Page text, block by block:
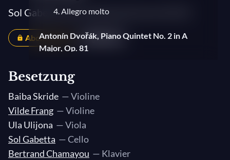
4. Allegro molto
Antonín Dvořák, Piano Quintet No. 2 in A
Major, Op. 81
2. Dumka. Andante con moto
3. Scherzo (Furiant). Molto vivace
4. Finale. Allegro
Sol Gabetta beim Solsberg Festival (III/III)
Abonnenten Teilen
Besetzung
Baiba Skride — Violine
Vilde Frang — Violine
Ula Ulijona — Viola
Sol Gabetta — Cello
Bertrand Chamayou — Klavier